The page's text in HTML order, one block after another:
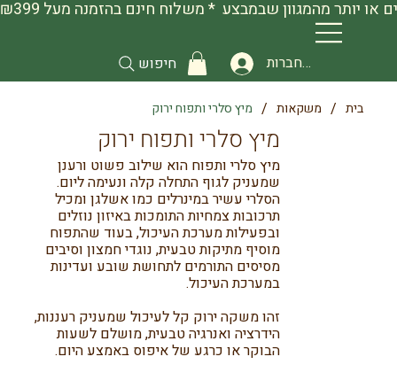
להתחברות חיפוש
בית / משקאות / מיץ סלרי ותפוח ירוק
מיץ סלרי ותפוח ירוק
מיץ סלרי ותפוח הוא שילוב פשוט ורענן
שמעניק לגוף התחלה קלה ונעימה ליום.
הסלרי עשיר במינרלים כמו אשלגן ומכיל
תרכובות צמחיות התומכות באיזון נוזלים
ובפעילות מערכת העיכול, בעוד שהתפוח
מוסיף מתיקות טבעית, נוגדי חמצון וסיבים
מסיסים התורמים לתחושת שובע ועדינות
במערכת העיכול.
זהו משקה ירוק קל לעיכול שמעניק רעננות,
הידרציה ואנרגיה טבעית, מושלם לשעות
הבוקר או כרגע של איפוס באמצע היום.